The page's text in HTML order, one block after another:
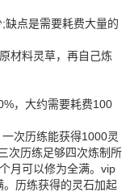
点是需要耗费大量的
料灵草，再自己炼
，大约需要耗费100
次历练能获得1000灵
次历练足够四次炼制所
月可以修为全满。vip
历练获得的灵石加起